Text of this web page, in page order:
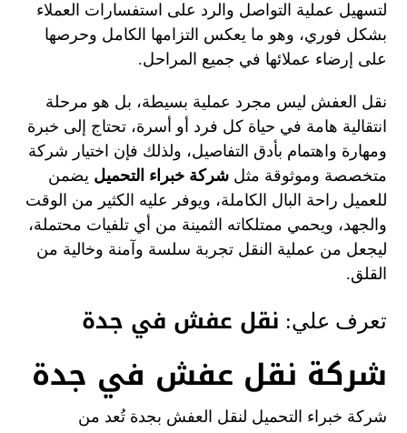
لتسهيل عملية التواصل والرد على استفسارات العملاء
بشكل فوري، وهو ما يعكس التزامها الكامل وحرصها
على إرضاء عملائها في جميع المراحل.
نقل العفش ليس مجرد عملية بسيطة، بل هو مرحلة
انتقالية هامة في حياة كل فرد أو أسرة، تحتاج إلى خبرة
ومهارة واهتمام بأدق التفاصيل، ولذلك فإن اختيار شركة
متخصصة وموثوقة مثلشركة خبراء التحميل يضمن
للعميل راحة البال الكاملة، ويوفر عليه الكثير من الوقت
والجهد، ويحمي ممتلكاته الثمينة من أي تلفيات محتملة،
ليجعل من عملية النقل تجربة سلسة وآمنة وخالية من
القلق.
تعرف علي: نقل عفش في جدة
شركة نقل عفش في جدة
شركة خبراء التحميل لنقل العفش بجدة تُعد من